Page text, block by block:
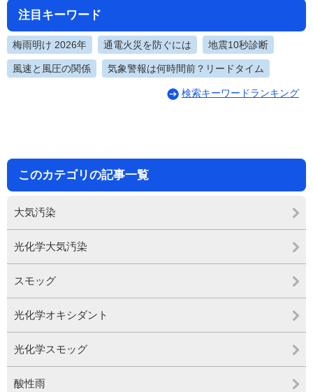
注目キーワード
梅雨明け 2026年 通電火災を防ぐには 地震10秒診断
風速と風圧の関係 気象警報は何時間前？リードタイム
検索キーワードランキング
このカテゴリの記事一覧
大気汚染
光化学大気汚染
スモッグ
光化学オキシダント
光化学スモッグ
酸性雨